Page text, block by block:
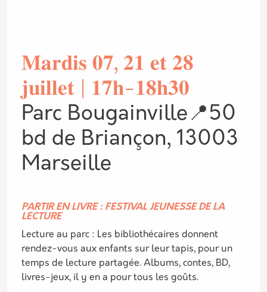
𝐌𝐚𝐫𝐝𝐢𝐬 𝟎𝟕, 𝟐𝟏 𝐞𝐭 𝟐𝟖
𝐣𝐮𝐢𝐥𝐥𝐞𝐭 | 𝟏𝟕𝐡-𝟏𝟖𝐡𝟑𝟎
Parc Bougainville📍50
bd de Briançon, 13003
Marseille
PARTIR EN LIVRE : FESTIVAL JEUNESSE DE LA
LECTURE
Lecture au parc : Les bibliothécaires donnent
rendez-vous aux enfants sur leur tapis, pour un
temps de lecture partagée. Albums, contes, BD,
livres-jeux, il y en a pour tous les goûts.